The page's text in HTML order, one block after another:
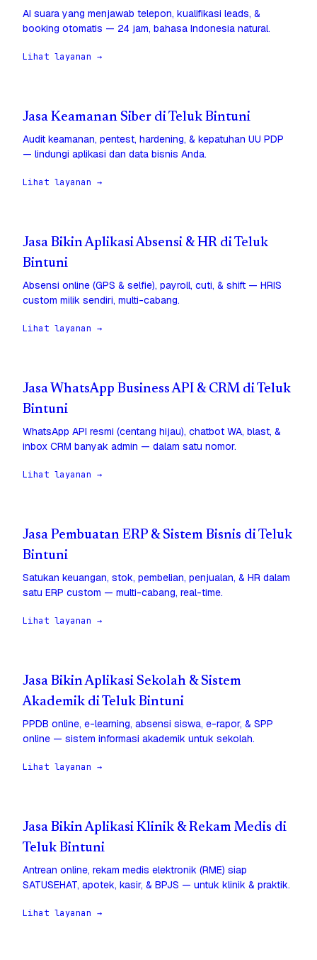
AI suara yang menjawab telepon, kualifikasi leads, &
booking otomatis — 24 jam, bahasa Indonesia natural.
Lihat layanan →
Jasa Keamanan Siber di Teluk Bintuni
Audit keamanan, pentest, hardening, & kepatuhan UU PDP
— lindungi aplikasi dan data bisnis Anda.
Lihat layanan →
Jasa Bikin Aplikasi Absensi & HR di Teluk
Bintuni
Absensi online (GPS & selfie), payroll, cuti, & shift — HRIS
custom milik sendiri, multi-cabang.
Lihat layanan →
Jasa WhatsApp Business API & CRM di Teluk
Bintuni
WhatsApp API resmi (centang hijau), chatbot WA, blast, &
inbox CRM banyak admin — dalam satu nomor.
Lihat layanan →
Jasa Pembuatan ERP & Sistem Bisnis di Teluk
Bintuni
Satukan keuangan, stok, pembelian, penjualan, & HR dalam
satu ERP custom — multi-cabang, real-time.
Lihat layanan →
Jasa Bikin Aplikasi Sekolah & Sistem
Akademik di Teluk Bintuni
PPDB online, e-learning, absensi siswa, e-rapor, & SPP
online — sistem informasi akademik untuk sekolah.
Lihat layanan →
Jasa Bikin Aplikasi Klinik & Rekam Medis di
Teluk Bintuni
Antrean online, rekam medis elektronik (RME) siap
SATUSEHAT, apotek, kasir, & BPJS — untuk klinik & praktik.
Lihat layanan →